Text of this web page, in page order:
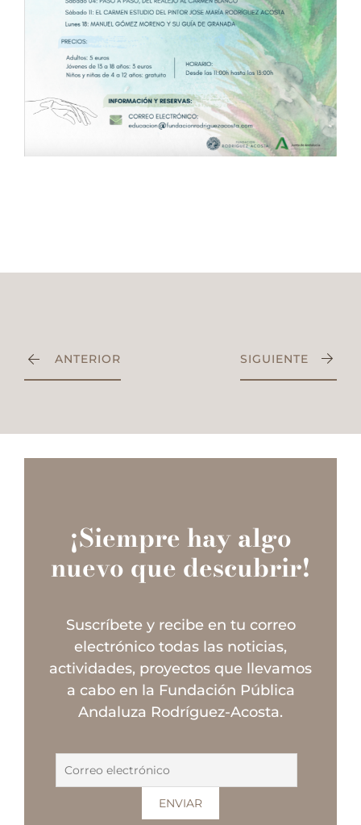
ANTERIOR SIGUIENTE
¡Siempre hay algo
nuevo que descubrir!
Suscríbete y recibe en tu correo
electrónico todas las noticias,
actividades, proyectos que llevamos
a cabo en la Fundación Pública
Andaluza Rodríguez-Acosta.